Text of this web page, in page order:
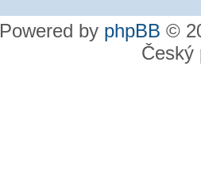
Powered by phpBB ©